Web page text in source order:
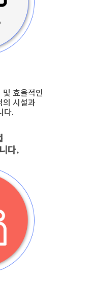
및 효율적인
의 시설과
다.
다.